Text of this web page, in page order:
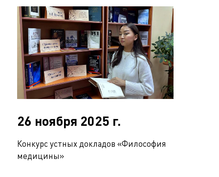
26 ноября 2025 г.
Конкурс устных докладов «Философия
медицины»